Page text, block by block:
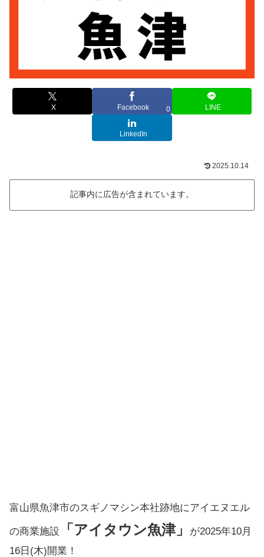
X Facebook 0 LINE
LinkedIn
2025.10.14
記事内に広告が含まれています。
富山県魚津市のスギノマシン本社跡地にアイエヌエル
の商業施設 「アイタウン魚津」
が2025年10月
16日(木)開業！